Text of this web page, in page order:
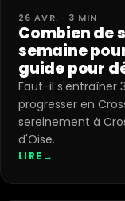
26 AVR. · 3 MIN
Combien de
semaine
guide pour
Faut-il s'entraîner
progresser en
sereinement à
d'Oise.
LIRE →